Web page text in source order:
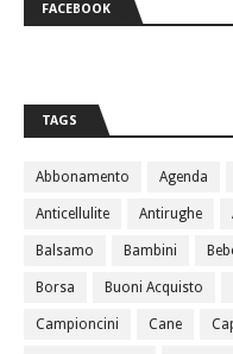
FACEBOOK
TAGS
Abbonamento Agenda
Anticellulite Antirughe
Balsamo Bambini
Borsa Buoni Acquisto
Campioncini Cane